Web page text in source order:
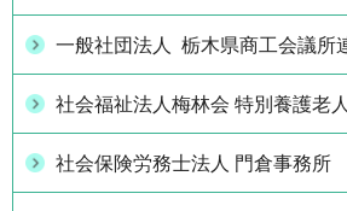
一般社団法人 栃木県商工会議所
社会福祉法人梅林会 特別養護老
社会保険労務士法人 門倉事務所